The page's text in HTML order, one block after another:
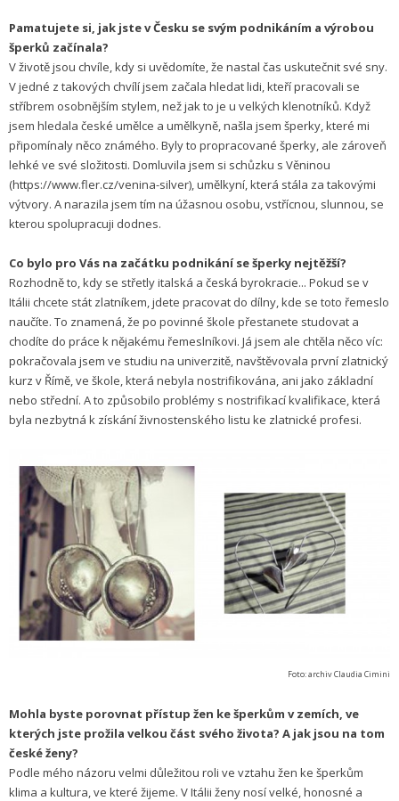
Pamatujete si, jak jste v Česku se svým podnikáním a výrobou
šperků začínala?
V životě jsou chvíle, kdy si uvědomíte, že nastal čas uskutečnit své sny.
V jedné z takových chvílí jsem začala hledat lidi, kteří pracovali se
stříbrem osobnějším stylem, než jak to je u velkých klenotníků. Když
jsem hledala české umělce a umělkyně, našla jsem šperky, které mi
připomínaly něco známého. Byly to propracované šperky, ale zároveň
lehké ve své složitosti. Domluvila jsem si schůzku s Věninou
(https://www.fler.cz/venina-silver), umělkyní, která stála za takovými
výtvory. A narazila jsem tím na úžasnou osobu, vstřícnou, slunnou, se
kterou spolupracuji dodnes.
Co bylo pro Vás na začátku podnikání se šperky nejtěžší?
Rozhodně to, kdy se střetly italská a česká byrokracie... Pokud se v
Itálii chcete stát zlatníkem, jdete pracovat do dílny, kde se toto řemeslo
naučíte. To znamená, že po povinné škole přestanete studovat a
chodíte do práce k nějakému řemeslníkovi. Já jsem ale chtěla něco víc:
pokračovala jsem ve studiu na univerzitě, navštěvovala první zlatnický
kurz v Římě, ve škole, která nebyla nostrifikována, ani jako základní
nebo střední. A to způsobilo problémy s nostrifikací kvalifikace, která
byla nezbytná k získání živnostenského listu ke zlatnické profesi.
Foto: archiv Claudia Cimini
Mohla byste porovnat přístup žen ke šperkům v zemích, ve
kterých jste prožila velkou část svého života? A jak jsou na tom
české ženy?
Podle mého názoru velmi důležitou roli ve vztahu žen ke šperkům
klima a kultura, ve které žijeme. V Itálii ženy nosí velké, honosné a